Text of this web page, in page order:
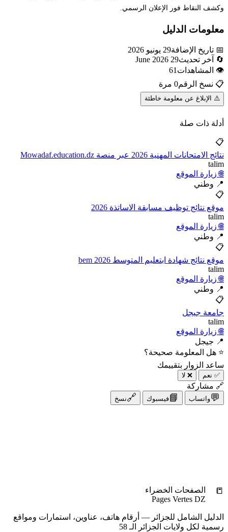
وكشف النقاط فور الإعلان الرسمي.
معلومات الدليل
📅 تاريخ الإضافة29 يونيو 2026
🔄 آخر تحديث29 June 2026
👁️ المشاهدات 61
📋 نسخ الرقم0 مرة
⚠️ الإبلاغ عن معلومة خاطئة
أدلة ذات صلة
📋
نتائج الامتحانات المهنية 2026 عبر منصة Mowadaf.education.dz
talim
🌐 زيارة الموقع
📍 وطني
📋
موقع نتائج توظيف مسابقة الاساتذة 2026
talim
🌐 زيارة الموقع
📍 وطني
📋
موقع نتائج شهادة ابتعليم المتوسط 2026 bem
talim
🌐 زيارة الموقع
📍 وطني
📋
جامعة جيجل
talim
🌐 زيارة الموقع
📍 جيجل
⭐ هل المعلومة صحيحة؟
ساعد الزوار بتقييمك
✅ نعم ❌ لا
🔗 مشاركة
💬واتساب 📘فيسبوك 🔗نسخ
📒
الصفحات الخضراء
Pages Vertes DZ
الدليل الشامل للجزائر — أرقام هاتف، عناوين، استمارات ومواقع
رسمية لكل ولايات الجزائر الـ 58